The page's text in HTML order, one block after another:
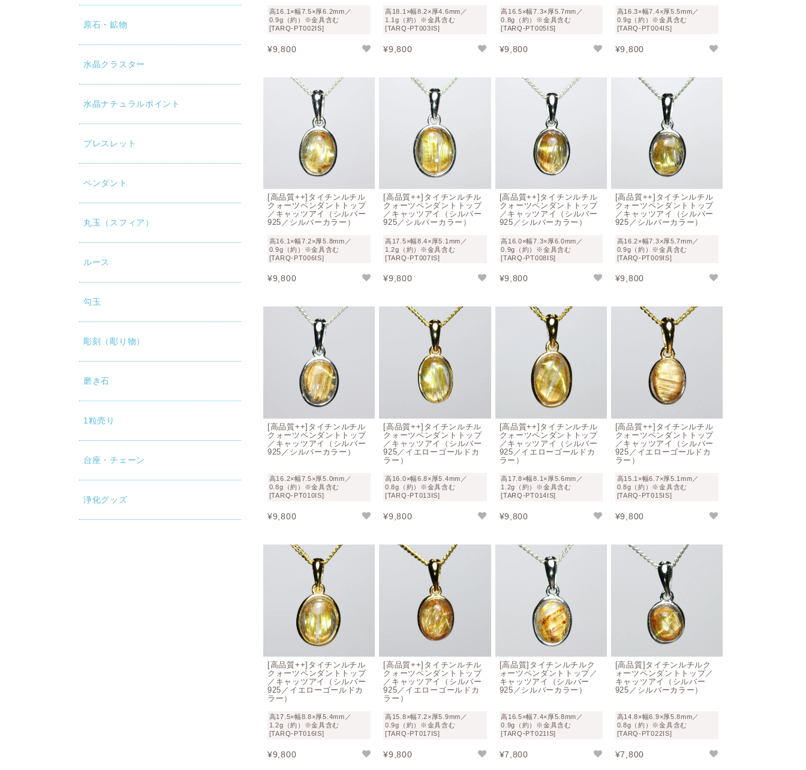
原石・鉱物
水晶クラスター
水晶ナチュラルポイント
ブレスレット
ペンダント
丸玉（スフィア）
ルース
勾玉
彫刻（彫り物）
磨き石
1粒売り
台座・チェーン
浄化グッズ
高16.1×幅7.5×厚6.2mm／
0.9g（約）※金具含む
[TARQ-PT002IS]
¥9,800
高18.1×幅8.2×厚4.6mm／
1.1g（約）※金具含む
[TARQ-PT003IS]
¥9,800
高16.5×幅7.3×厚5.7mm／
0.8g（約）※金具含む
[TARQ-PT005IS]
¥9,800
高16.3×幅7.4×厚5.5mm／
0.9g（約）※金具含む
[TARQ-PT004IS]
¥9,800
[高品質++]タイチンルチル
クォーツペンダントトップ
／キャッツアイ（シルバー
925／シルバーカラー）
高16.1×幅7.2×厚5.8mm／
0.9g（約）※金具含む
[TARQ-PT006IS]
¥9,800
[高品質++]タイチンルチル
クォーツペンダントトップ
／キャッツアイ（シルバー
925／シルバーカラー）
高17.5×幅8.4×厚5.1mm／
1.2g（約）※金具含む
[TARQ-PT007IS]
¥9,800
[高品質++]タイチンルチル
クォーツペンダントトップ
／キャッツアイ（シルバー
925／シルバーカラー）
高16.0×幅7.3×厚6.0mm／
0.9g（約）※金具含む
[TARQ-PT008IS]
¥9,800
[高品質++]タイチンルチル
クォーツペンダントトップ
／キャッツアイ（シルバー
925／シルバーカラー）
高16.2×幅7.3×厚5.7mm／
0.9g（約）※金具含む
[TARQ-PT009IS]
¥9,800
[高品質++]タイチンルチル
クォーツペンダントトップ
／キャッツアイ（シルバー
925／シルバーカラー）
高16.2×幅7.5×厚5.0mm／
0.8g（約）※金具含む
[TARQ-PT010IS]
¥9,800
[高品質++]タイチンルチル
クォーツペンダントトップ
／キャッツアイ（シルバー
925／イエローゴールドカ
ラー）
高16.0×幅6.8×厚5.4mm／
0.8g（約）※金具含む
[TARQ-PT013IS]
¥9,800
[高品質++]タイチンルチル
クォーツペンダントトップ
／キャッツアイ（シルバー
925／イエローゴールドカ
ラー）
高17.8×幅8.1×厚5.6mm／
1.2g（約）※金具含む
[TARQ-PT014IS]
¥9,800
[高品質++]タイチンルチル
クォーツペンダントトップ
／キャッツアイ（シルバー
925／イエローゴールドカ
ラー）
高15.1×幅6.7×厚5.1mm／
0.8g（約）※金具含む
[TARQ-PT015IS]
¥9,800
[高品質++]タイチンルチル
クォーツペンダントトップ
／キャッツアイ（シルバー
925／イエローゴールドカ
ラー）
高17.5×幅8.8×厚5.4mm／
1.2g（約）※金具含む
[TARQ-PT016IS]
¥9,800
[高品質++]タイチンルチル
クォーツペンダントトップ
／キャッツアイ（シルバー
925／イエローゴールドカ
ラー）
高15.8×幅7.2×厚5.9mm／
0.9g（約）※金具含む
[TARQ-PT017IS]
¥9,800
[高品質]タイチンルチルク
ォーツペンダントトップ／
キャッツアイ（シルバー
925／シルバーカラー）
高16.5×幅7.4×厚5.8mm／
0.9g（約）※金具含む
[TARQ-PT021IS]
¥7,800
[高品質]タイチンルチルク
ォーツペンダントトップ／
キャッツアイ（シルバー
925／シルバーカラー）
高14.8×幅6.9×厚5.8mm／
0.8g（約）※金具含む
[TARQ-PT022IS]
¥7,800